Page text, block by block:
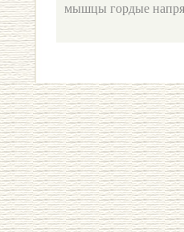
мышцы гордые